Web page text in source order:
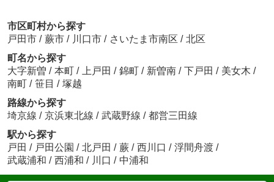
市区町村から探す
戸田市 / 蕨市 / 川口市 / さいたま市南区 / 北区
町名から探す
大字新曽 / 本町 / 上戸田 / 錦町 / 新曽南 / 下戸田 / 美女木 /
南町 / 笹目 / 塚越
路線から探す
埼京線 / 京浜東北線 / 武蔵野線 / 都営三田線
駅から探す
戸田 / 戸田公園 / 北戸田 / 蕨 / 西川口 / 浮間舟渡 /
武蔵浦和 / 西浦和 / 川口 / 中浦和